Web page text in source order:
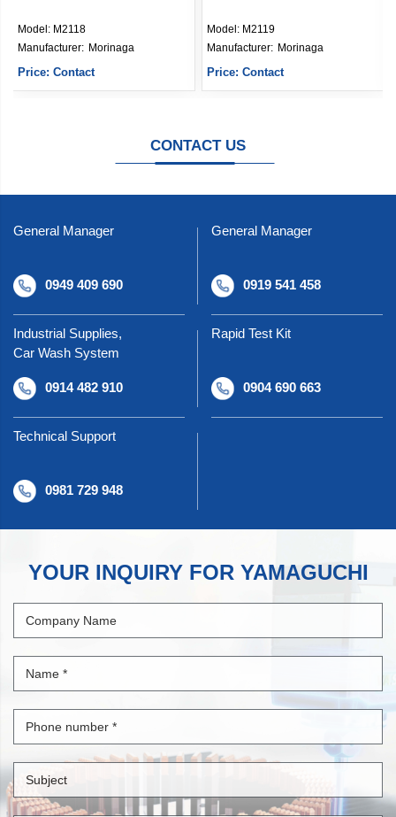
Model: M2119
Morinaga
Price: Contact
Model: M2121
Manufacturer: Morinaga
Price: Contact
CONTACT US
General Manager
0949 409 690
General Manager
0919 541 458
Industrial Supplies,
Car Wash System
0914 482 910
Rapid Test Kit
0904 690 663
Technical Support
0981 729 948
YOUR INQUIRY FOR YAMAGUCHI